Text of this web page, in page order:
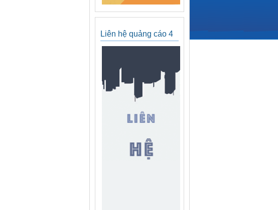
Liên hệ quảng cáo 4